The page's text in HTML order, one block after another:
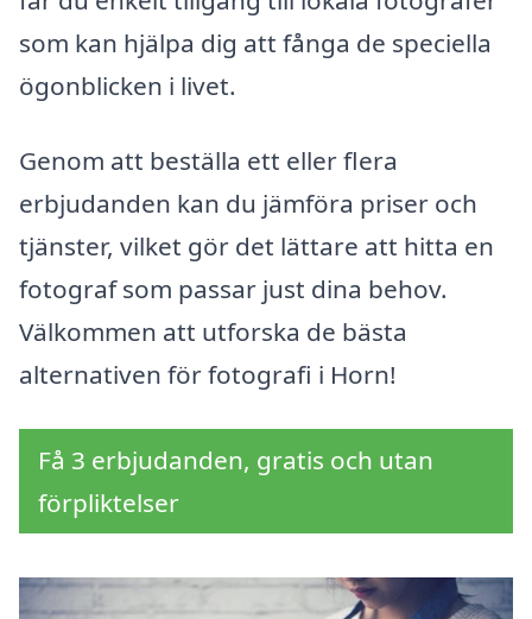
som kan hjälpa dig att fånga de speciella
ögonblicken i livet.
Genom att beställa ett eller flera
erbjudanden kan du jämföra priser och
tjänster, vilket gör det lättare att hitta en
fotograf som passar just dina behov.
Välkommen att utforska de bästa
alternativen för fotografi i Horn!
Få 3 erbjudanden, gratis och utan
förpliktelser